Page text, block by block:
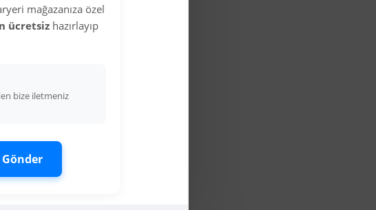
mağazanıza özel
ücretsiz hazırlayıp
bize iletmeniz